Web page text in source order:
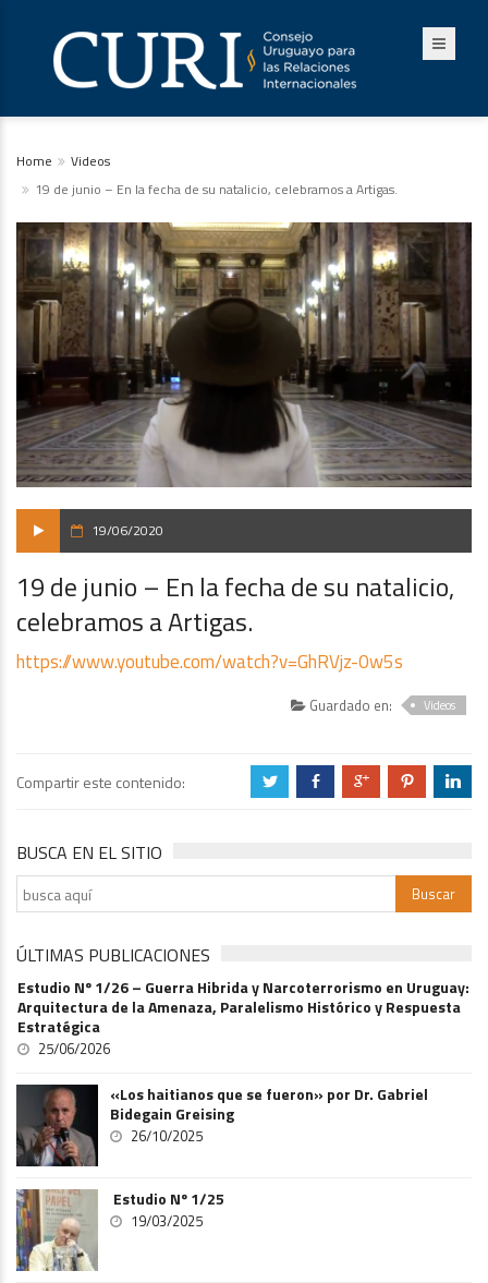
Home
Videos
19 de junio – En la fecha de su natalicio, celebramos a Artigas.
19/06/2020
19 de junio – En la fecha de su natalicio,
celebramos a Artigas.
https://www.youtube.com/watch?v=GhRVjz-0w5s
Guardado en: Videos
Compartir este contenido: a b c d j
BUSCA EN EL SITIO
ÚLTIMAS PUBLICACIONES
Estudio Nº 1/26 – Guerra Hibrida y Narcoterrorismo en Uruguay:
Arquitectura de la Amenaza, Paralelismo Histórico y Respuesta
Estratégica
25/06/2026
«Los haitianos que se fueron» por Dr. Gabriel
Bidegain Greising
26/10/2025
Estudio Nº 1/25
19/03/2025